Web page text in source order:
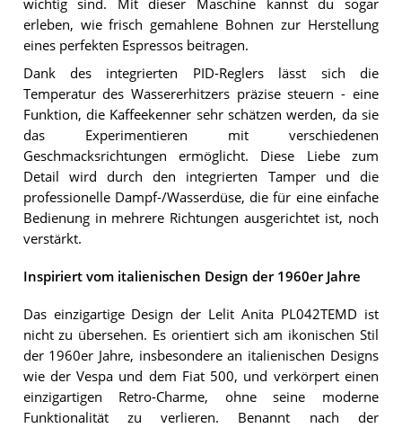
wichtig sind. Mit dieser Maschine kannst du sogar
erleben, wie frisch gemahlene Bohnen zur Herstellung
eines perfekten Espressos beitragen.
Dank des integrierten PID-Reglers lässt sich die
Temperatur des Wassererhitzers präzise steuern - eine
Funktion, die Kaffeekenner sehr schätzen werden, da sie
das Experimentieren mit verschiedenen
Geschmacksrichtungen ermöglicht. Diese Liebe zum
Detail wird durch den integrierten Tamper und die
professionelle Dampf-/Wasserdüse, die für eine einfache
Bedienung in mehrere Richtungen ausgerichtet ist, noch
verstärkt.
Inspiriert vom italienischen Design der 1960er Jahre
Das einzigartige Design der Lelit Anita PL042TEMD ist
nicht zu übersehen. Es orientiert sich am ikonischen Stil
der 1960er Jahre, insbesondere an italienischen Designs
wie der Vespa und dem Fiat 500, und verkörpert einen
einzigartigen Retro-Charme, ohne seine moderne
Funktionalität zu verlieren. Benannt nach der